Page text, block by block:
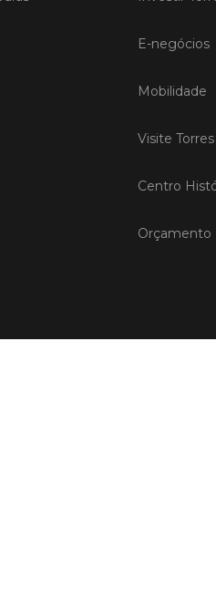
E-negócios
Mobilidade
Visite
Centro
Orçamento